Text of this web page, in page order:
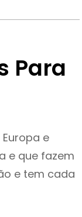
Para
e
e que fazem
e tem cada